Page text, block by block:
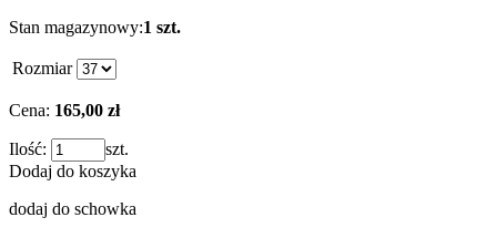
Stan magazynowy:1 szt.
Rozmiar
Cena: 165,00 zł
Ilość:
szt.
Dodaj do koszyka
dodaj do schowka